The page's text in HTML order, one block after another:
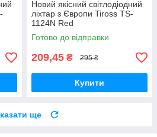
Новий якісний світлодіодний
ліхтар з Європи Tiross TS-
1124N Red
Готово до відправки
209,45 ₴ 295 ₴
Купити
ще